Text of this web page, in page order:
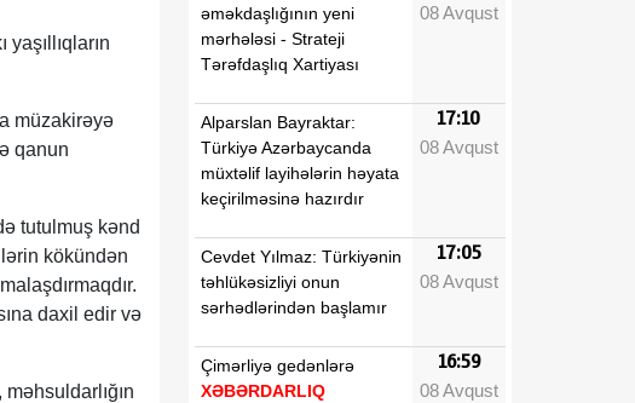
müzakirəyə
qanun
tutulmuş kənd
kökündən
daxil edir və
əməkdaşlığının yeni
mərhələsi - Strateji
Tərəfdaşlıq Xartiyası
08 Avqust
Alparslan Bayraktar:
Türkiyə Azərbaycanda
müxtəlif layihələrin həyata
keçirilməsinə hazırdır
17:10
08 Avqust
Cevdet Yılmaz: Türkiyənin
təhlükəsizliyi onun
sərhədlərindən başlamır
17:05
08 Avqust
Çimərliyə gedənlərə
XƏBƏRDARLIQ
16:59
08 Avqust